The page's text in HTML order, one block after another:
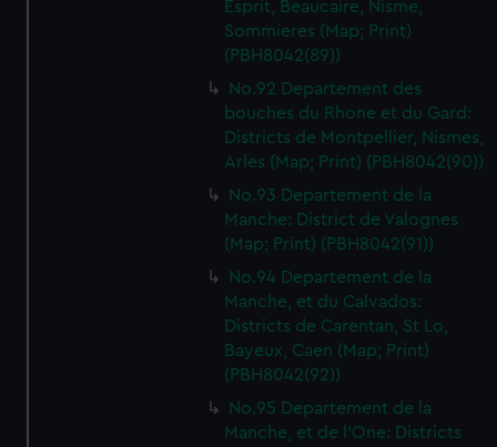
Esprit, Beaucaire, Nisme,
Sommieres (Map; Print)
(PBH8042(89))
No.92 Departement des
bouches du Rhone et du Gard:
Districts de Montpellier, Nismes,
Arles (Map; Print) (PBH8042(90))
No.93 Departement de la
Manche: District de Valognes
(Map; Print) (PBH8042(91))
No.94 Departement de la
Manche, et du Calvados:
Districts de Carentan, St Lo,
Bayeux, Caen (Map; Print)
(PBH8042(92))
No.95 Departement de la
Manche, et de l'One: Districts